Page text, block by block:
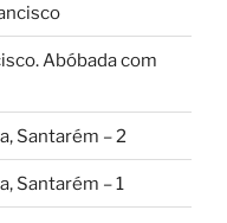
Abóbada com
Santarém – 2
Santarém – 1